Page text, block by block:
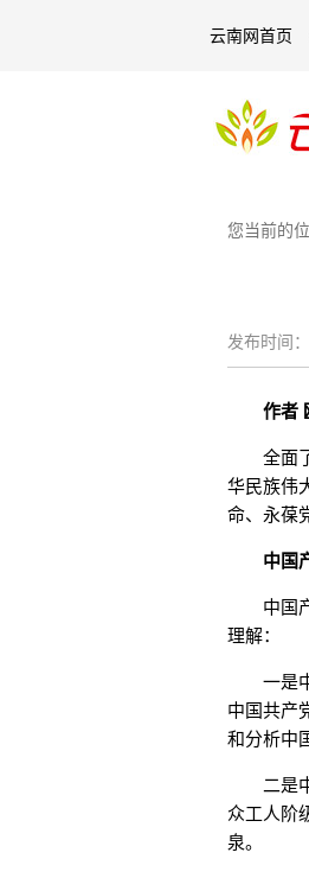
云南网首页
您当前的位
发布时间：
作者
全面了
华民族伟
命、永葆
中国
中国产
理解：
一是中
中国共产
和分析中
二是中
众工人阶
泉。